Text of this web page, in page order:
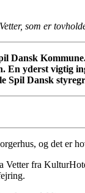
som er
Dansk
En yderst vigtig
Spil Dansk
og det er
fra